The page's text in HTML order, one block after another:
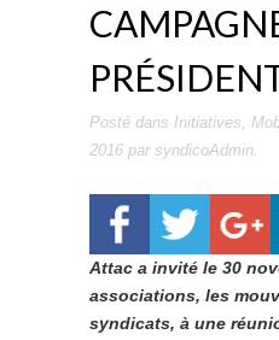
Posté dans Initiatives,
2016 par syndicoAdmin.
Attac a invité le 30
associations, les
syndicats, à une